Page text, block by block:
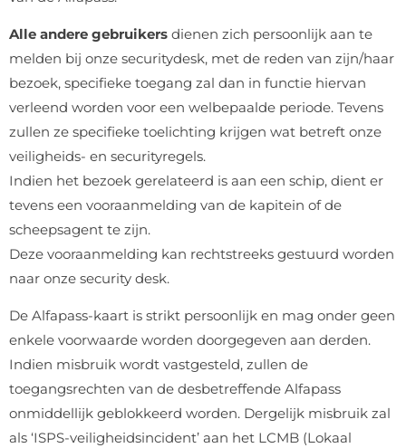
Alle andere gebruikers dienen zich persoonlijk aan te
melden bij onze securitydesk, met de reden van zijn/haar
bezoek, specifieke toegang zal dan in functie hiervan
verleend worden voor een welbepaalde periode. Tevens
zullen ze specifieke toelichting krijgen wat betreft onze
veiligheids- en securityregels.
Indien het bezoek gerelateerd is aan een schip, dient er
tevens een vooraanmelding van de kapitein of de
scheepsagent te zijn.
Deze vooraanmelding kan rechtstreeks gestuurd worden
naar onze security desk.
De Alfapass-kaart is strikt persoonlijk en mag onder geen
enkele voorwaarde worden doorgegeven aan derden.
Indien misbruik wordt vastgesteld, zullen de
toegangsrechten van de desbetreffende Alfapass
onmiddellijk geblokkeerd worden. Dergelijk misbruik zal
als ‘ISPS-veiligheidsincident’ aan het LCMB (Lokaal